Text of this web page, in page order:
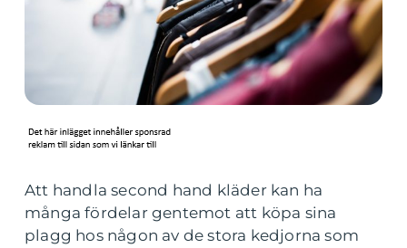
Att handla second hand kläder kan ha
många fördelar gentemot att köpa sina
plagg hos någon av de stora kedjorna som